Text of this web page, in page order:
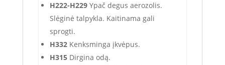
H222-H229 Ypač degus aerozolis.
Slėginė talpykla. Kaitinama gali
sprogti.
H332 Kenksminga įkvėpus.
H315 Dirgina odą.